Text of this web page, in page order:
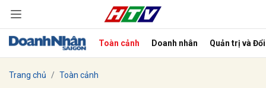
Toàn cảnh Doanh nhân Quản trị và
Trang chủ Toàn cảnh